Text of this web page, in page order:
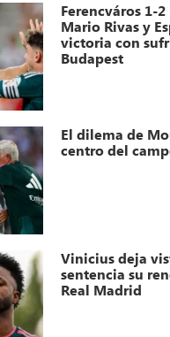
Ferencváros 1-
Mario Rivas y
victoria con
Budapest
El dilema de
centro del
Vinicius deja
sentencia su
Real Madrid